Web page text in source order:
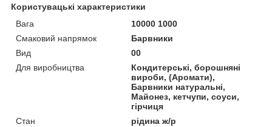
Користувацькі характеристики
Вага
10000 1000
Смаковий напрямок
Барвники
Вид
00
Для виробництва
Кондитерські, борошняні
вироби, (Аромати),
Барвники натуральні,
Майонез, кетчупи, соуси,
гірчиця
Стан
рідина ж/р